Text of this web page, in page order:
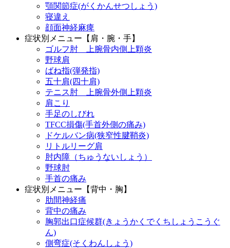
顎関節症(がくかんせつしょう)
寝違え
顔面神経麻痺
症状別メニュー【肩・腕・手】
ゴルフ肘 上腕骨内側上顆炎
野球肩
ばね指(弾発指)
五十肩(四十肩)
テニス肘 上腕骨外側上顆炎
肩こり
手足のしびれ
TFCC損傷(手首外側の痛み)
ドケルバン病(狭窄性腱鞘炎)
リトルリーグ肩
肘内障（ちゅうないしょう）
野球肘
手首の痛み
症状別メニュー【背中・胸】
肋間神経痛
背中の痛み
胸郭出口症候群(きょうかくでくちしょうこうぐ
ん)
側弯症(そくわんしょう)